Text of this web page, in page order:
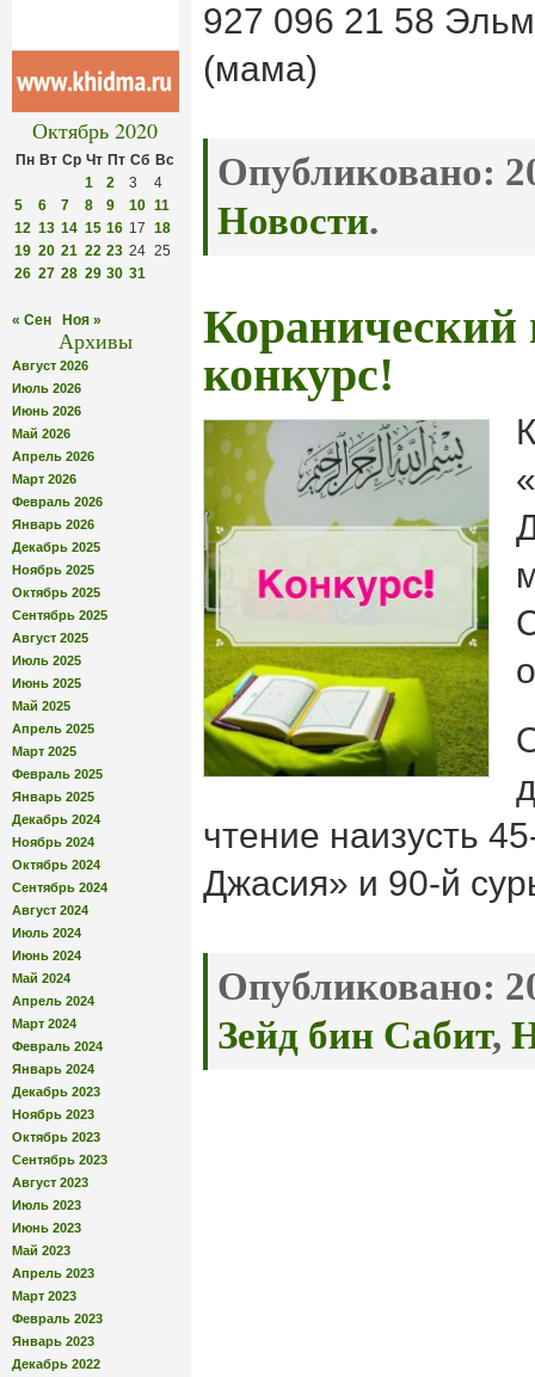
Октябрь 2020
Пн Вт Ср Чт Пт Сб Вс
1
2 3
4
5
6 7 8 9 10 11
12 13 14 15 16 17 18
19 20 21 22 23 24 25
26 27 28 29 30 31
« Сен Ноя »
Архивы
Август 2026
Июль 2026
Июнь 2026
Май 2026
Апрель 2026
Март 2026
Февраль 2026
Январь 2026
Декабрь 2025
Ноябрь 2025
Октябрь 2025
Сентябрь 2025
Август 2025
Июль 2025
Июнь 2025
Май 2025
Апрель 2025
Март 2025
Февраль 2025
Январь 2025
Декабрь 2024
Ноябрь 2024
Октябрь 2024
Сентябрь 2024
Август 2024
Июль 2024
Июнь 2024
Май 2024
Апрель 2024
Март 2024
Февраль 2024
Январь 2024
Декабрь 2023
Ноябрь 2023
Октябрь 2023
Сентябрь 2023
Август 2023
Июль 2023
Июнь 2023
Май 2023
Апрель 2023
Март 2023
Февраль 2023
Январь 2023
Декабрь 2022
927 096 21 58
(мама)
Опубликовано:
Новости.
Коранический
конкурс!
чтение наизусть
Джасия» и 90-й
Опубликовано:
Зейд бин Сабит,